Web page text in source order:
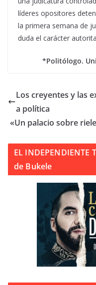
líderes opositores
la primera semana de
duda el carácter
*Politólogo.
Los creyentes y las
a política
«Un palacio sobre
EL INDEPENDIENTE
de Bukele